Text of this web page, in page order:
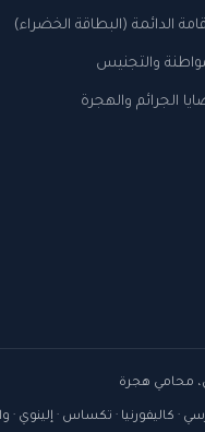
الدائمة (البطاقة الخضراء)
والتجنيس
الجرائم والهجرة
محامي هجرة
· كاليفورنيا · تكساس ·